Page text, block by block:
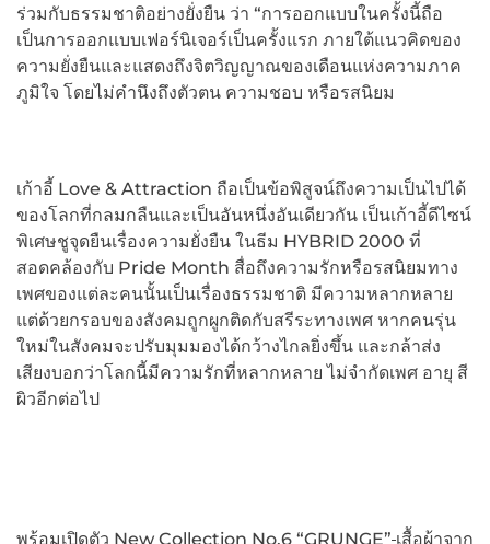
ร่วมกับธรรมชาติอย่างยั่งยืน ว่า “การออกแบบในครั้งนี้ถือ
เป็นการออกแบบเฟอร์นิเจอร์เป็นครั้งแรก ภายใต้แนวคิดของ
ความยั่งยืนและแสดงถึงจิตวิญญาณของเดือนแห่งความภาค
ภูมิใจ โดยไม่คำนึงถึงตัวตน ความชอบ หรือรสนิยม
เก้าอี้ Love & Attraction ถือเป็นข้อพิสูจน์ถึงความเป็นไปได้
ของโลกที่กลมกลืนและเป็นอันหนึ่งอันเดียวกัน เป็นเก้าอี้ดีไซน์
พิเศษชูจุดยืนเรื่องความยั่งยืน ในธีม HYBRID 2000 ที่
สอดคล้องกับ Pride Month สื่อถึงความรักหรือรสนิยมทาง
เพศของแต่ละคนนั้นเป็นเรื่องธรรมชาติ มีความหลากหลาย
แต่ด้วยกรอบของสังคมถูกผูกติดกับสรีระทางเพศ หากคนรุ่น
ใหม่ในสังคมจะปรับมุมมองได้กว้างไกลยิ่งขึ้น และกล้าส่ง
เสียงบอกว่าโลกนี้มีความรักที่หลากหลาย ไม่จำกัดเพศ อายุ สี
ผิวอีกต่อไป
พร้อมเปิดตัว New Collection No.6 “GRUNGE” เสื้อผ้าจาก